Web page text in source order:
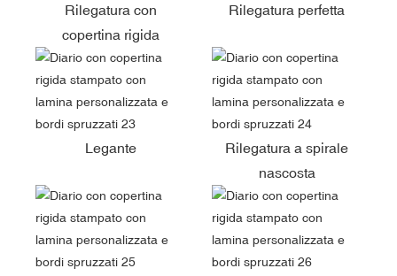
Rilegatura con
copertina rigida
Rilegatura perfetta
Legante
Rilegatura a spirale
nascosta